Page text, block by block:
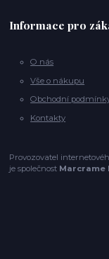
Informace pro
O nás
Vše o nákupu
Obchodní
Kontakty
Provozovatel
je společnost Marcrame